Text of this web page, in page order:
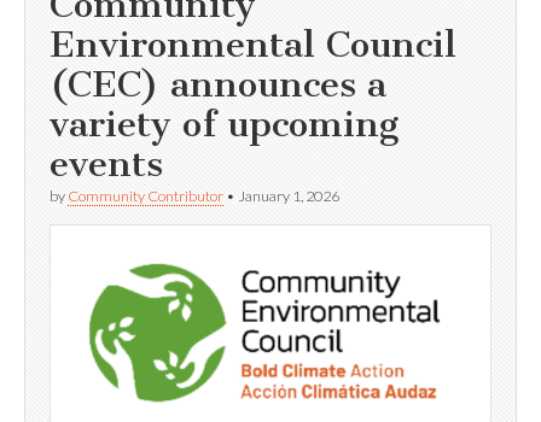
Environmental Council
(CEC) announces a
variety of upcoming
events
by Community Contributor • January 1, 2026